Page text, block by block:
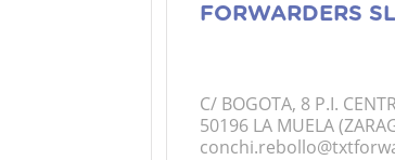
FORWARDERS
C/ BOGOTA, 8 P.I.
50196 LA MUELA